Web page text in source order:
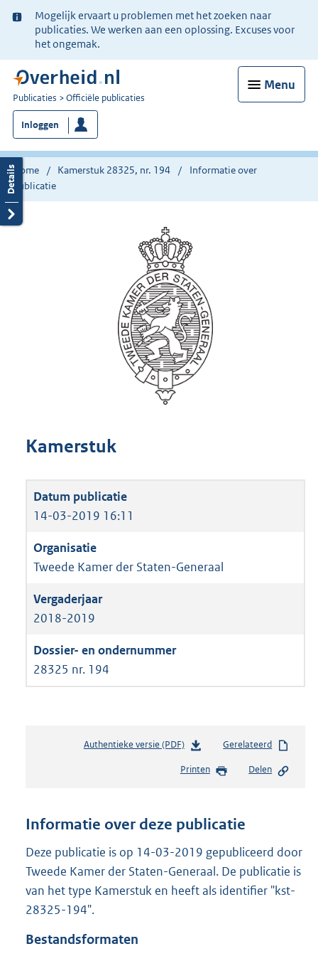
Ter
informatie:
Mogelijk ervaart u problemen met het zoeken naar
publicaties. We werken aan een oplossing. Excuses voor
het ongemak.
Menu
U
bent
nu
hier:
Publicaties Officiële publicaties
Inloggen
Home Kamerstuk 28325, nr. 194
Informatie over
publicatie
Kamerstuk
14-03-2019 16:11
Tweede Kamer der Staten-Generaal
2018-2019
28325 nr. 194
Authentieke versie (PDF)b
s
n
s
r
o
Gerelateerd
Printen Delen
Informatie over deze publicatie
Deze publicatie is op 14-03-2019 gepubliceerd door
Tweede Kamer der Staten-Generaal. De publicatie is
van het type Kamerstuk en heeft als identifier "kst-
28325-194".
Bestandsformaten